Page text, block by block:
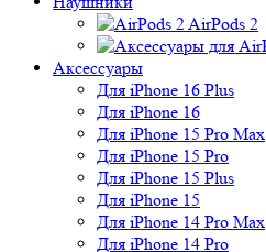
AirPods 2
Аксессуары
Для iPhone 16 Plus
Для iPhone 16
Для iPhone 15 Pro Max
Для iPhone 15 Pro
Для iPhone 15 Plus
Для iPhone 15
Для iPhone 14 Pro Max
Для iPhone 14 Pro